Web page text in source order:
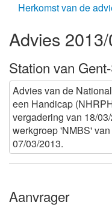
Herkomst van de
Advies
Station van
Advies van de
een Handicap
vergadering van 18/
werkgroep 'NMBS'
07/03/2013.
Aanvrager